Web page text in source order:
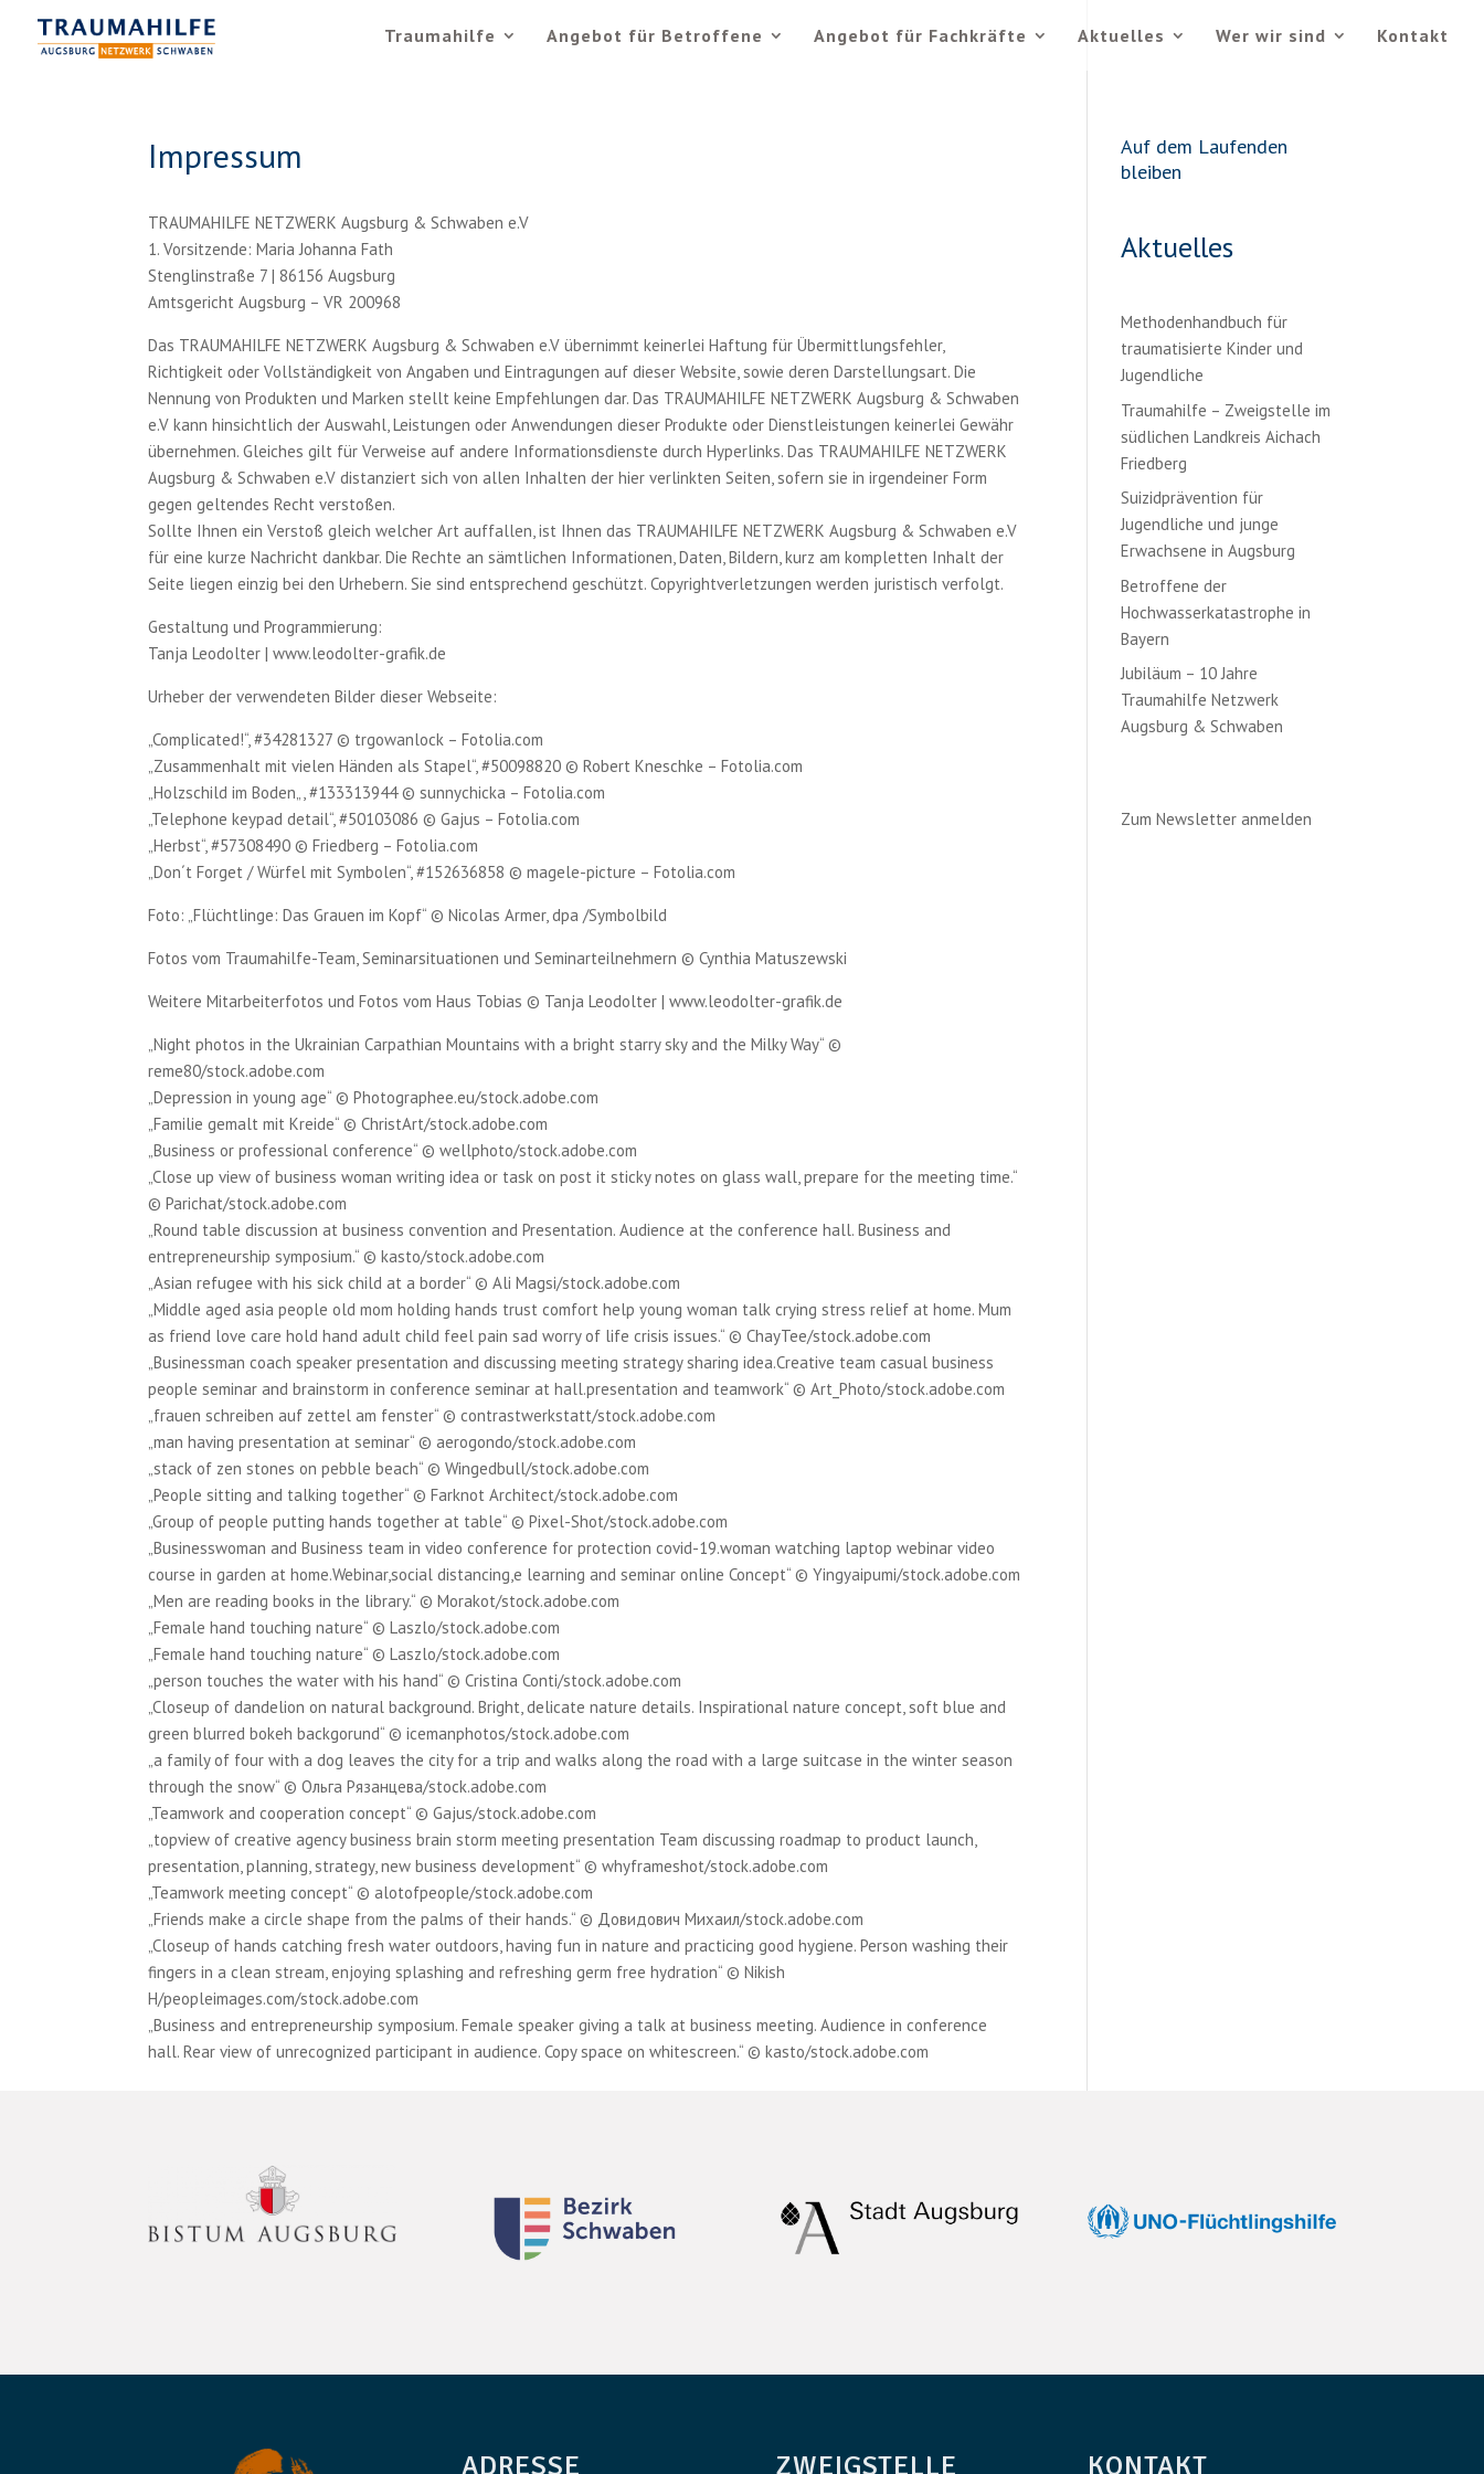
Traumahilfe Angebot für Betroffene Angebot für Fachkräfte Aktuelles Wer wir sind Kontakt
Impressum
TRAUMAHILFE NETZWERK Augsburg & Schwaben e.V
1. Vorsitzende: Maria Johanna Fath
Stenglinstraße 7 | 86156 Augsburg
Amtsgericht Augsburg – VR 200968
Das TRAUMAHILFE NETZWERK Augsburg & Schwaben e.V übernimmt keinerlei Haftung für Übermittlungsfehler,
Richtigkeit oder Vollständigkeit von Angaben und Eintragungen auf dieser Website, sowie deren Darstellungsart. Die
Nennung von Produkten und Marken stellt keine Empfehlungen dar. Das TRAUMAHILFE NETZWERK Augsburg & Schwaben
e.V kann hinsichtlich der Auswahl, Leistungen oder Anwendungen dieser Produkte oder Dienstleistungen keinerlei Gewähr
übernehmen. Gleiches gilt für Verweise auf andere Informationsdienste durch Hyperlinks. Das TRAUMAHILFE NETZWERK
Augsburg & Schwaben e.V distanziert sich von allen Inhalten der hier verlinkten Seiten, sofern sie in irgendeiner Form
gegen geltendes Recht verstoßen.
Sollte Ihnen ein Verstoß gleich welcher Art auffallen, ist Ihnen das TRAUMAHILFE NETZWERK Augsburg & Schwaben e.V
für eine kurze Nachricht dankbar. Die Rechte an sämtlichen Informationen, Daten, Bildern, kurz am kompletten Inhalt der
Seite liegen einzig bei den Urhebern. Sie sind entsprechend geschützt. Copyrightverletzungen werden juristisch verfolgt.
Gestaltung und Programmierung:
Tanja Leodolter | www.leodolter-grafik.de
Urheber der verwendeten Bilder dieser Webseite:
„Complicated!“, #34281327 © trgowanlock – Fotolia.com
„Zusammenhalt mit vielen Händen als Stapel“, #50098820 © Robert Kneschke – Fotolia.com
„Holzschild im Boden„, #133313944© sunnychicka – Fotolia.com
„Telephone keypad detail“, #50103086 © Gajus – Fotolia.com
„Herbst“, #57308490 © Friedberg – Fotolia.com
„Don´t Forget / Würfel mit Symbolen“, #152636858 © magele-picture – Fotolia.com
Foto: „Flüchtlinge: Das Grauen im Kopf“ © Nicolas Armer, dpa /Symbolbild
Fotos vom Traumahilfe-Team, Seminarsituationen und Seminarteilnehmern © Cynthia Matuszewski
Weitere Mitarbeiterfotos und Fotos vom Haus Tobias © Tanja Leodolter | www.leodolter-grafik.de
„Night photos in the Ukrainian Carpathian Mountains with a bright starry sky and the Milky Way“ ©
reme80/stock.adobe.com
„Depression in young age“ © Photographee.eu/stock.adobe.com
„Familie gemalt mit Kreide“ © ChristArt/stock.adobe.com
„Business or professional conference“ © wellphoto/stock.adobe.com
„Close up view of business woman writing idea or task on post it sticky notes on glass wall, prepare for the meeting time.“
© Parichat/stock.adobe.com
„Round table discussion at business convention and Presentation. Audience at the conference hall. Business and
entrepreneurship symposium.“ © kasto/stock.adobe.com
„Asian refugee with his sick child at a border“ © Ali Magsi/stock.adobe.com
„Middle aged asia people old mom holding hands trust comfort help young woman talk crying stress relief at home. Mum
as friend love care hold hand adult child feel pain sad worry of life crisis issues.“ © ChayTee/stock.adobe.com
„Businessman coach speaker presentation and discussing meeting strategy sharing idea.Creative team casual business
people seminar and brainstorm in conference seminar at hall.presentation and teamwork“ © Art_Photo/stock.adobe.com
„frauen schreiben auf zettel am fenster“ © contrastwerkstatt/stock.adobe.com
„man having presentation at seminar“ © aerogondo/stock.adobe.com
„stack of zen stones on pebble beach“ © Wingedbull/stock.adobe.com
„People sitting and talking together“ © Farknot Architect/stock.adobe.com
„Group of people putting hands together at table“ © Pixel-Shot/stock.adobe.com
„Businesswoman and Business team in video conference for protection covid-19.woman watching laptop webinar video
course in garden at home.Webinar,social distancing,e learning and seminar online Concept“ © Yingyaipumi/stock.adobe.com
„Men are reading books in the library.“ © Morakot/stock.adobe.com
„Female hand touching nature“ © Laszlo/stock.adobe.com
„Female hand touching nature“ © Laszlo/stock.adobe.com
„person touches the water with his hand“ © Cristina Conti/stock.adobe.com
„Closeup of dandelion on natural background. Bright, delicate nature details. Inspirational nature concept, soft blue and
green blurred bokeh backgorund“ © icemanphotos/stock.adobe.com
„a family of four with a dog leaves the city for a trip and walks along the road with a large suitcase in the winter season
through the snow“ © Ольга Рязанцева/stock.adobe.com
„Teamwork and cooperation concept“ © Gajus/stock.adobe.com
„topview of creative agency business brain storm meeting presentation Team discussing roadmap to product launch,
presentation, planning, strategy, new business development“ © whyframeshot/stock.adobe.com
„Teamwork meeting concept“ © alotofpeople/stock.adobe.com
„Friends make a circle shape from the palms of their hands.“ © Довидович Михаил/stock.adobe.com
„Closeup of hands catching fresh water outdoors, having fun in nature and practicing good hygiene. Person washing their
fingers in a clean stream, enjoying splashing and refreshing germ free hydration“ © Nikish
H/peopleimages.com/stock.adobe.com
„Business and entrepreneurship symposium. Female speaker giving a talk at business meeting. Audience in conference
hall. Rear view of unrecognized participant in audience. Copy space on whitescreen.“ © kasto/stock.adobe.com
Auf dem Laufenden
bleiben
Aktuelles
Methodenhandbuch für
traumatisierte Kinder und
Jugendliche
Traumahilfe – Zweigstelle im
südlichen Landkreis Aichach
Friedberg
Suizidprävention für
Jugendliche und junge
Erwachsene in Augsburg
Betroffene der
Hochwasserkatastrophe in
Bayern
Jubiläum – 10 Jahre
Traumahilfe Netzwerk
Augsburg & Schwaben
Zum Newsletter anmelden
ADRESSE ZWEIGSTELLE KONTAKT